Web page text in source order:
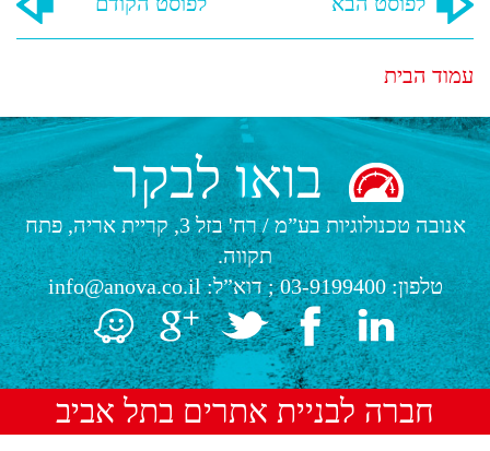
עמוד הבית
בואו לבקר
אנובה טכנולוגיות בע”מ/
רח' בזל 3, קריית אריה, פתח
תקווה.
טלפון:03-9199400; דוא”ל:info@anova.co.il
חברה לבניית אתרים בתל אביב